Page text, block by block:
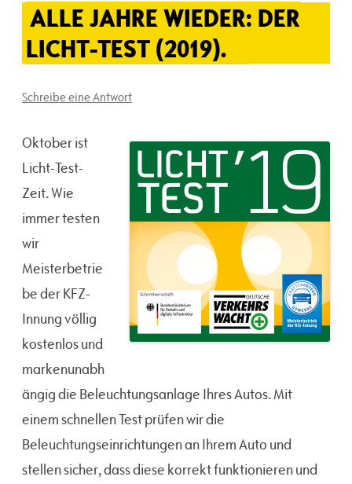
ALLE JAHRE WIEDER: DER
LICHT-TEST (2019).
Schreibe eine Antwort
Oktober ist
Licht-Test-
Zeit. Wie
immer testen
wir
Meisterbetrie
be der KFZ-
Innung völlig
kostenlos und
markenunabh
ängig die Beleuchtungsanlage Ihres Autos. Mit
einem schnellen Test prüfen wir die
Beleuchtungseinrichtungen an Ihrem Auto und
stellen sicher, dass diese korrekt funktionieren und